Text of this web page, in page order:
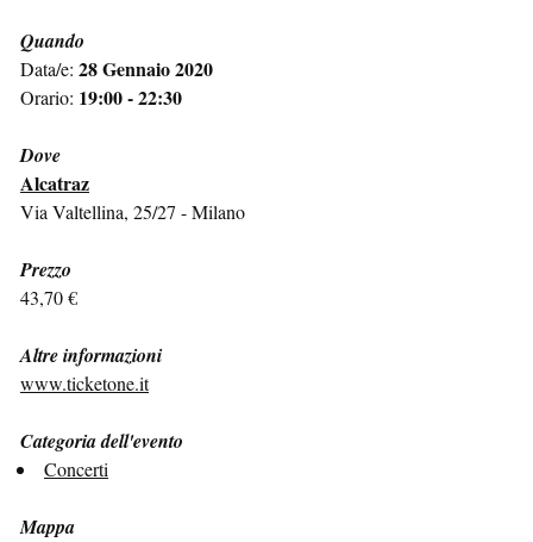
Quando
Data/e: 28 Gennaio 2020
Orario: 19:00 - 22:30
Dove
Alcatraz
Via Valtellina, 25/27 - Milano
Prezzo
43,70 €
Altre informazioni
www.ticketone.it
Categoria dell'evento
Concerti
Mappa